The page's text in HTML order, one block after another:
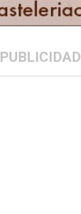
PUBLICIDAD